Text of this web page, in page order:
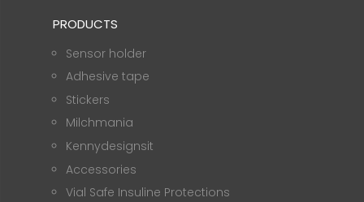
PRODUCTS
Sensor holder
Adhesive tape
Stickers
Milchmania
Kennydesignsit
Accessories
Vial Safe Insuline Protections